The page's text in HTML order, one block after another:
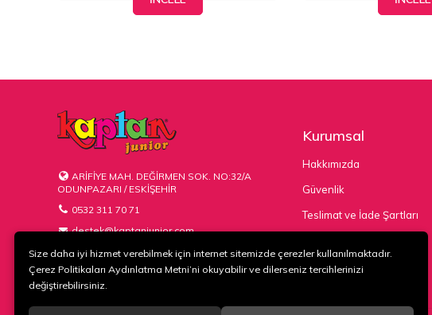
ARİFİYE MAH. DEĞİRMEN SOK. NO:32/A
ODUNPAZARI / ESKİŞEHİR
0532 311 70 71
destek@kaptanjunior.com
Kurumsal
Hakkımızda
Güvenlik
Teslimat ve İade Şartları
Size daha iyi hizmet verebilmek için internet sitemizde çerezler kullanılmaktadır.
Çerez Politikaları Aydınlatma Metni’ni okuyabilir ve dilerseniz tercihlerinizi
değiştirebilirsiniz.